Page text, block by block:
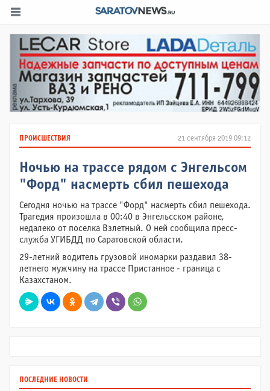
21 сентября 2019 09:12
ПРОИСШЕСТВИЯ
Ночью на трассе рядом с Энгельсом
"Форд" насмерть сбил пешехода
Сегодня ночью на трассе "Форд" насмерть сбил пешехода.
Трагедия произошла в 00:40 в Энгельсском районе,
недалеко от поселка Взлетный. О ней сообщила пресс-
служба УГИБДД по Саратовской области.
29-летний водитель грузовой иномарки раздавил 38-
летнего мужчину на трассе Пристанное - граница с
Казахстаном.
ПОСЛЕДНИЕ НОВОСТИ